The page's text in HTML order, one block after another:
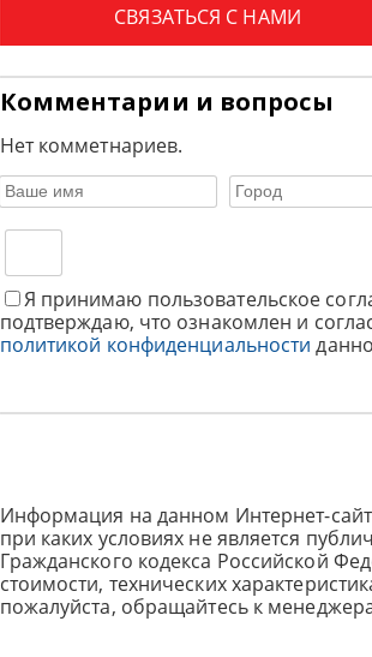
СВЯЗАТЬСЯ С НАМИ
Комментарии и вопросы
Нет комметнариев.
Я принимаю пользовательское
подтверждаю, что ознакомлен и
политикой конфиденциальности
Информация на данном Интернет-
при каких условиях не является
Гражданского кодекса Российской
стоимости, технических
пожалуйста, обращайтесь к